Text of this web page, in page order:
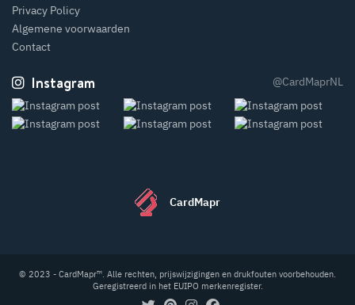
Privacy Policy
Algemene voorwaarden
Contact
Instagram @CardMaprNL
CardMapr
© 2023 - CardMapr™. Alle rechten, prijswijzigingen en drukfouten voorbehouden.
Geregistreerd in het EUIPO merkenregister.